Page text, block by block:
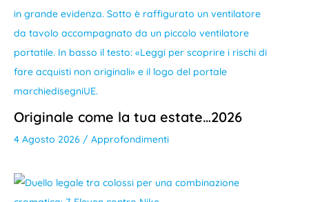
Originale come la tua estate…2026
4 Agosto 2026 / Approfondimenti